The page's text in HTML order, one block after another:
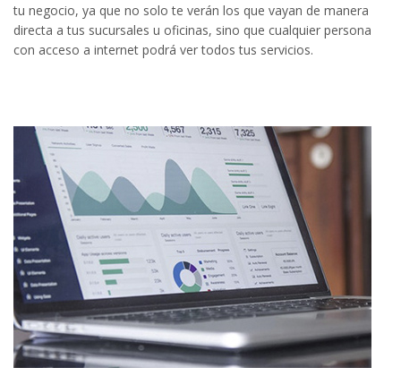
tu negocio, ya que no solo te verán los que vayan de manera
directa a tus sucursales u oficinas, sino que cualquier persona
con acceso a internet podrá ver todos tus servicios.